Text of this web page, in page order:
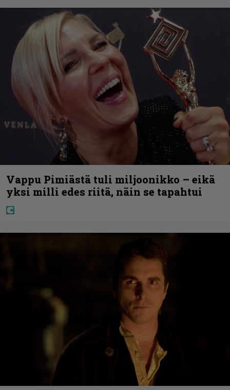
Vappu Pimiästä tuli miljoonikko – eikä
yksi milli edes riitä, näin se tapahtui